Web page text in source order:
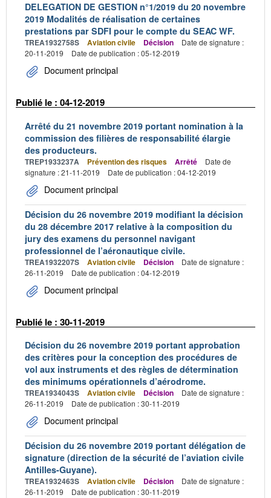
DELEGATION DE GESTION n°1/2019 du 20 novembre
2019 Modalités de réalisation de certaines
prestations par SDFI pour le compte du SEAC WF.
TREA1932758S Aviation civile Décision
Date de signature :
20-11-2019
Date de publication : 05-12-2019
Document principal
Publié le : 04-12-2019
Arrêté du 21 novembre 2019 portant nomination à la
commission des filières de responsabilité élargie
des producteurs.
TREP1933237A Prévention des risques Arrêté
Date de
signature : 21-11-2019
Date de publication : 04-12-2019
Document principal
Décision du 26 novembre 2019 modifiant la décision
du 28 décembre 2017 relative à la composition du
jury des examens du personnel navigant
professionnel de l’aéronautique civile.
TREA1932207S Aviation civile Décision
Date de signature :
26-11-2019
Date de publication : 04-12-2019
Document principal
Publié le : 30-11-2019
Décision du 26 novembre 2019 portant approbation
des critères pour la conception des procédures de
vol aux instruments et des règles de détermination
des minimums opérationnels d’aérodrome.
TREA1934043S Aviation civile Décision
Date de signature :
26-11-2019
Date de publication : 30-11-2019
Document principal
Décision du 26 novembre 2019 portant délégation de
signature (direction de la sécurité de l’aviation civile
Antilles-Guyane).
TREA1932463S Aviation civile Décision
Date de signature :
26-11-2019
Date de publication : 30-11-2019